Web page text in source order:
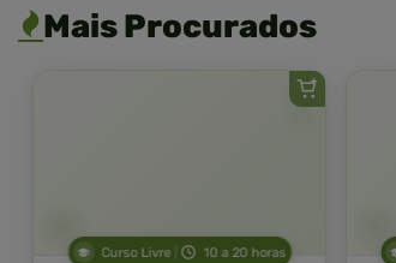
Mais Procurados
Curso Livre 10 a 20 horas